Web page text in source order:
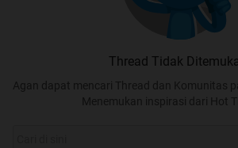
Thread Tidak
Agan dapat mencari Thread dan Komunitas
Menemukan inspirasi dari Hot